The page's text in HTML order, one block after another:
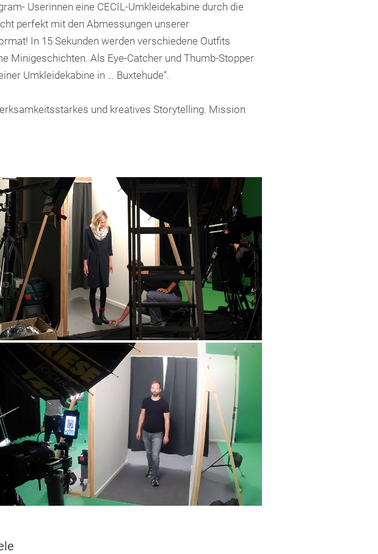
Userinnen eine CECIL-Umkleidekabine durch die
perfekt mit den Abmessungen unserer
In 15 Sekunden werden verschiedene Outfits
Minigeschichten. Als Eye-Catcher und Thumb-Stopper
Umkleidekabine in … Buxtehude“.
und kreatives Storytelling. Mission